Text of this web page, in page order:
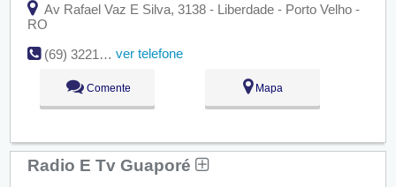
Av Rafael Vaz E Silva, 3138 - Liberdade - Porto Velho -
RO
(69) 3221-9090
ver telefone
Comente Mapa
Radio E Tv Guaporé